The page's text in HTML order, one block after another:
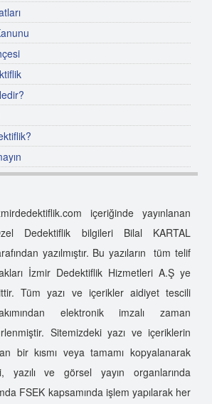
Olunur?
Alanları
Nasıl Yapılır?
Şirketi
içeriğinde yayınlanan
Dedektiflik bilgileri Bilal KARTAL
yazılmıştır. Bu yazıların tüm telif
İzmir Dedektiflik Hizmetleri A.Ş ye
Tüm yazı ve içerikler aidiyet tescili
elektronik imzalı zaman
Sitemizdeki yazı ve içeriklerin
bir kısmı veya tamamı kopyalanarak
yazılı ve görsel yayın organlarında
FSEK kapsamında işlem yapılarak her